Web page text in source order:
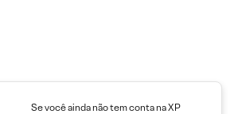
Se você ainda não tem conta na XP